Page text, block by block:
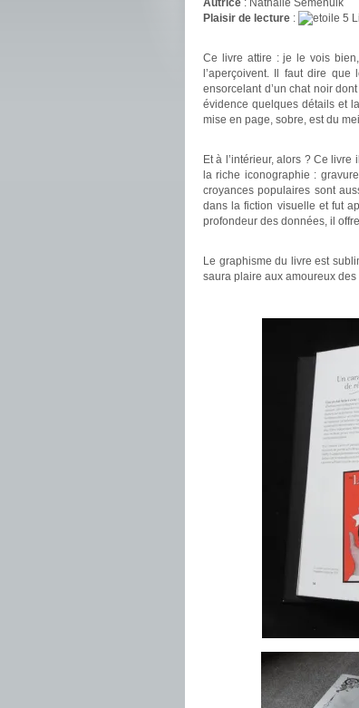
Autrice : Nathalie Semenuik
Plaisir de lecture :
Ce livre attire : je le vois
l’aperçoivent. Il faut dire
ensorcelant d’un chat noir
évidence quelques détails et
mise en page, sobre, est du
Et à l’intérieur, alors ? Ce
la riche iconographie :
croyances populaires sont
dans la fiction visuelle et fut
profondeur des données, il
Le graphisme du livre est
saura plaire aux amoureux des